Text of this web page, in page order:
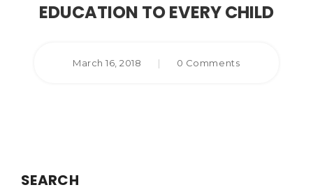
EDUCATION TO EVERY CHILD
March 16, 2018 | 0 Comments
SEARCH